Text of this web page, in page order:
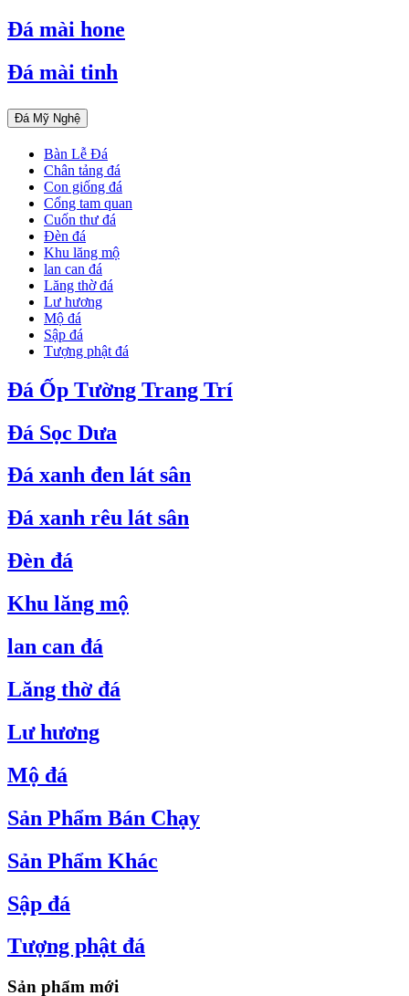
Đá mài hone
Đá mài tinh
Đá Mỹ Nghệ
Bàn Lễ Đá
Chân tảng đá
Con giống đá
Cổng tam quan
Cuốn thư đá
Đèn đá
Khu lăng mộ
lan can đá
Lăng thờ đá
Lư hương
Mộ đá
Sập đá
Tượng phật đá
Đá Ốp Tường Trang Trí
Đá Sọc Dưa
Đá xanh đen lát sân
Đá xanh rêu lát sân
Đèn đá
Khu lăng mộ
lan can đá
Lăng thờ đá
Lư hương
Mộ đá
Sản Phẩm Bán Chạy
Sản Phẩm Khác
Sập đá
Tượng phật đá
Sản phẩm mới